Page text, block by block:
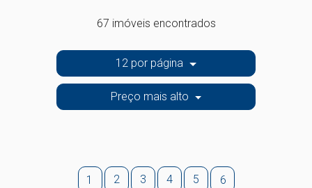
67 imóveis encontrados
12 por página
Preço mais alto
1 2 3 4 5 6